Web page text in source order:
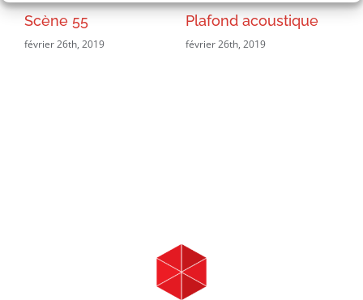
Scène 55
février 26th, 2019
Plafond acoustique
février 26th, 2019